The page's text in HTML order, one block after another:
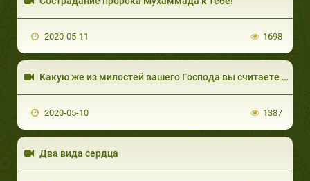
2020-05-11 1698
Какую же из милостей вашего Господа вы считаете ложью?
2020-05-10 1387
Два вида сердца